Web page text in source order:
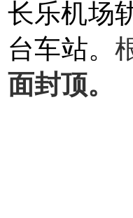
长乐机场
台车站。
面封顶。